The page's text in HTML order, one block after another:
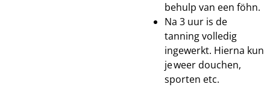
behulp van een föhn.
Na 3 uur is de
tanning volledig
ingewerkt. Hierna kun
je weer douchen,
sporten etc.